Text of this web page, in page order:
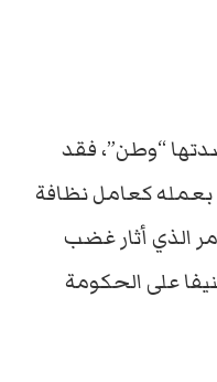
“وطن”، فقد
بعمله كعامل نظافة
الذي أثار غضب
على الحكومة